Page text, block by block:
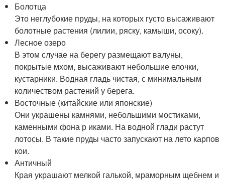
Болотца
Это неглубокие пруды, на которых густо высаживают
болотные растения (лилии, ряску, камыши, осоку).
Лесное озеро
В этом случае на берегу размещают валуны,
покрытые мхом, высаживают небольшие елочки,
кустарники. Водная гладь чистая, с минимальным
количеством растений у берега.
Восточные (китайские или японские)
Они украшены камнями, небольшими мостиками,
каменными фона р иками. На водной глади растут
лотосы. В такие пруды часто запускают на лето карпов
кои.
Античный
Края украшают мелкой галькой, мраморным щебнем и